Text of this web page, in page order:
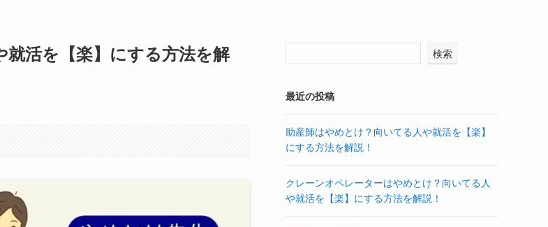
活を【楽】にする方法を解
検索
最近の投稿
助産師はやめとけ？向いてる人や就活を【楽】
にする方法を解説！
クレーンオペレーターはやめとけ？向いてる人
や就活を【楽】にする方法を解説！